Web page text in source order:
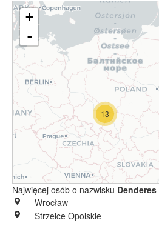
13
+
-
Najwięcej osób o nazwisku Denderes
Wrocław
Strzelce Opolskie